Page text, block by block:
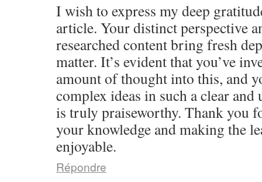
I wish to express my deep
article. Your distinct perspective
researched content bring fresh
matter. It’s evident that you’ve
amount of thought into this, and
complex ideas in such a clear and
is truly praiseworthy. Thank you
your knowledge and making the
enjoyable.
Répondre